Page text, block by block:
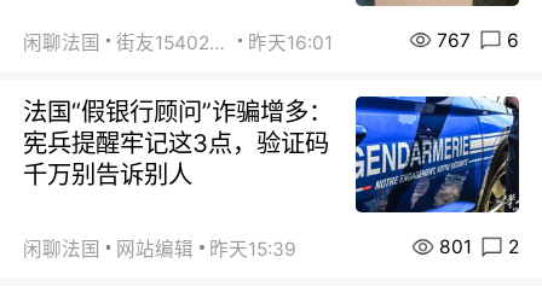
闲聊法国 街友15402223 昨天16:01 767 6
法国“假银行顾问”诈骗增多：
宪兵提醒牢记这3点，验证码
千万别告诉别人
闲聊法国 网站编辑 昨天15:39 801 2